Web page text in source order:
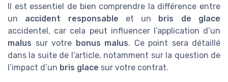
Il est essentiel de bien comprendre la différence entre
un accident responsable et un bris de glace
accidentel, car cela peut influencer l’application d’un
malus sur votre bonus malus. Ce point sera détaillé
dans la suite de l’article, notamment sur la question de
l’impact d’un bris glace sur votre contrat.